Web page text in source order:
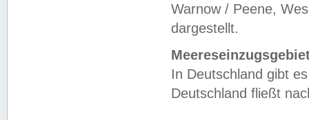
Warnow / Peene,
dargestellt.
In Deutschland gibt
Deutschland fließt